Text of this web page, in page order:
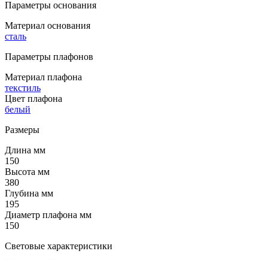
Параметры основания
Материал основания
сталь
Параметры плафонов
Материал плафона
текстиль
Цвет плафона
белый
Размеры
Длина мм
150
Высота мм
380
Глубина мм
195
Диаметр плафона мм
150
Световые характеристики